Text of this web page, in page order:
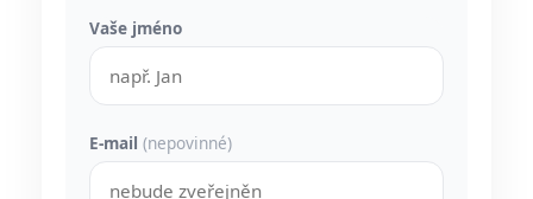
Vaše jméno
E-mail (nepovinné)